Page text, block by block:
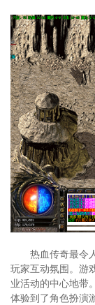
热血传奇最令
玩家互动氛围。游
业活动的中心地带
体验到了角色扮演